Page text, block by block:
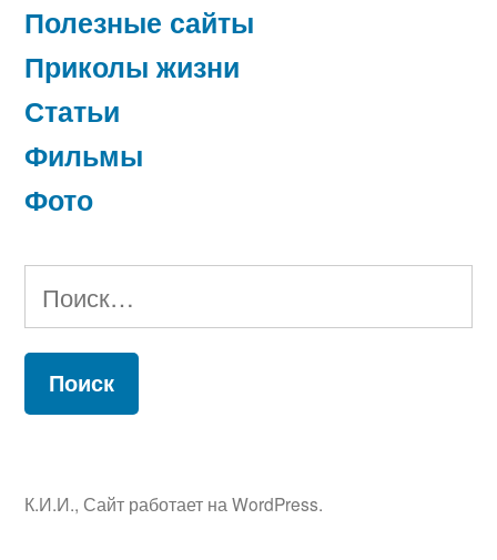
Полезные сайты
Приколы жизни
Статьи
Фильмы
Фото
Найти:
К.И.И., Сайт работает на WordPress.